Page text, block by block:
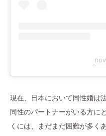
現在、日本において同性婚は
同性のパートナーがいる方に
くには、まだまだ困難が多く